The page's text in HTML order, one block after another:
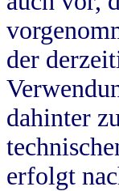
der
dahinter
erfolgt